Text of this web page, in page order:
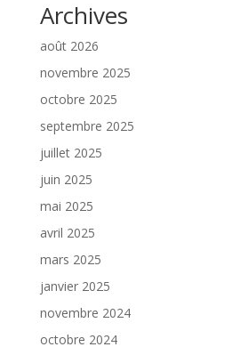
Archives
août 2026
novembre 2025
octobre 2025
septembre 2025
juillet 2025
juin 2025
mai 2025
avril 2025
mars 2025
janvier 2025
novembre 2024
octobre 2024